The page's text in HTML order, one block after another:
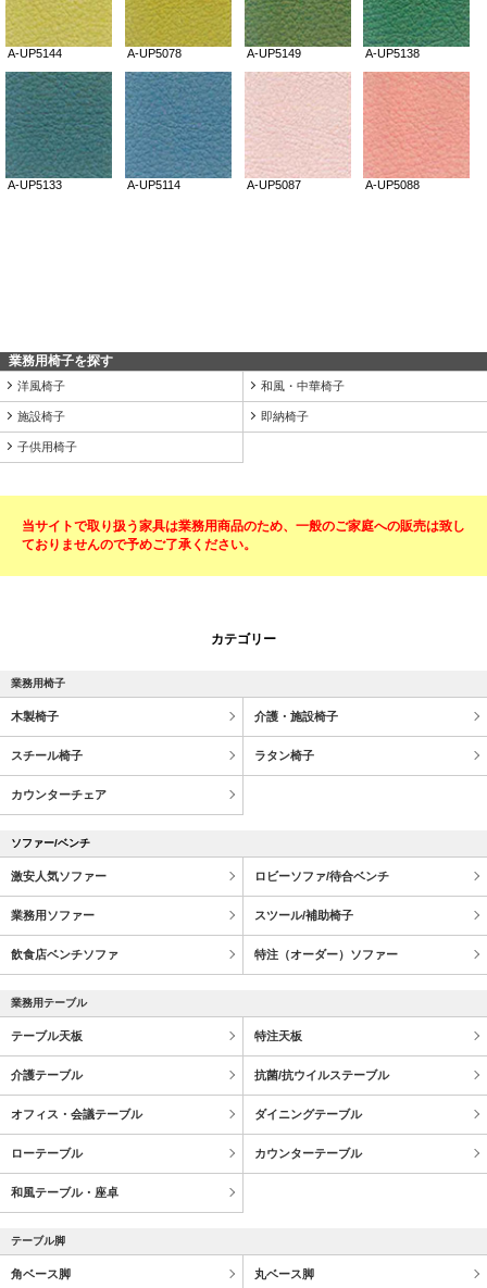
業務用椅子を探す
洋風椅子 和風・中華椅子
施設椅子 即納椅子
子供用椅子
当サイトで取り扱う家具は業務用商品のため、一般のご家庭への販売は致し
ておりませんので予めご了承ください。
カテゴリー
業務用椅子
木製椅子 介護・施設椅子
スチール椅子 ラタン椅子
カウンターチェア
ソファー/ベンチ
激安人気ソファー ロビーソファ/待合ベンチ
業務用ソファー スツール/補助椅子
飲食店ベンチソファ 特注（オーダー）ソファー
業務用テーブル
テーブル天板 特注天板
介護テーブル 抗菌/抗ウイルステーブル
オフィス・会議テーブル ダイニングテーブル
ローテーブル カウンターテーブル
和風テーブル・座卓
テーブル脚
角ベース脚 丸ベース脚